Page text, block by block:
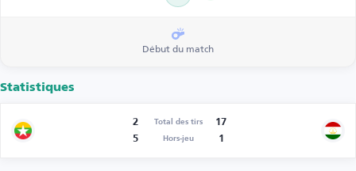
Début du match
Statistiques
2 Total des tirs
17
5
Hors-jeu 1